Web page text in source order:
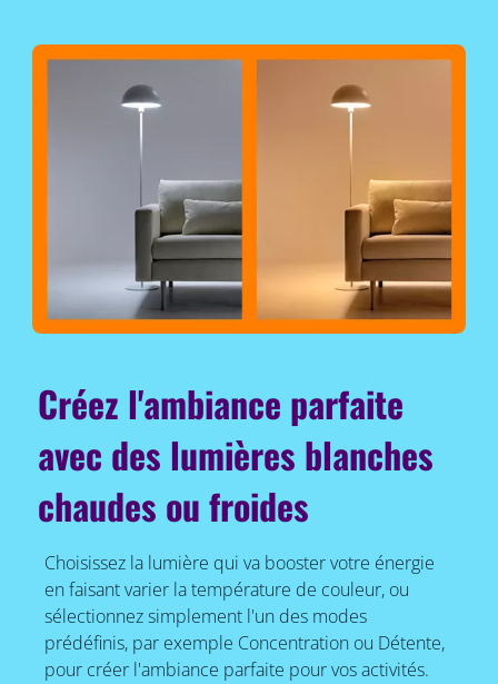
Créez l'ambiance parfaite
avec des lumières blanches
chaudes ou froides
Choisissez la lumière qui va booster votre énergie
en faisant varier la température de couleur, ou
sélectionnez simplement l'un des modes
prédéfinis, par exemple Concentration ou Détente,
pour créer l'ambiance parfaite pour vos activités.